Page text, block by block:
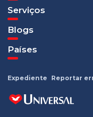
Serviços
Blogs
Países
Expediente Reportar